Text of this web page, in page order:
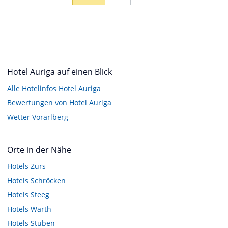
Hotel Auriga auf einen Blick
Alle Hotelinfos Hotel Auriga
Bewertungen von Hotel Auriga
Wetter Vorarlberg
Orte in der Nähe
Hotels Zürs
Hotels Schröcken
Hotels Steeg
Hotels Warth
Hotels Stuben